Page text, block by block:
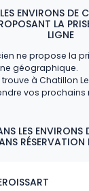
ENVIRONS DE
LA
LIGNE
ne propose la
géographique.
à Chatillon
vos prochains
LES ENVIRONS
RÉSERVATION